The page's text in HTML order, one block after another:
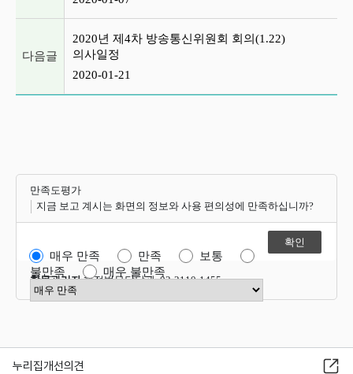
다음글
2020년 제4차 방송통신위원회 회의(1.22)
의사일정
2020-01-21
만족도평가
지금 보고 계시는 화면의 정보와 사용 편의성에 만족하십니까?
매우 만족 만족
보통
불만족
매우 불만족
만족도 점수 선택
항목관리자행정법무담당관 02-2110-1455
누리집개선의견